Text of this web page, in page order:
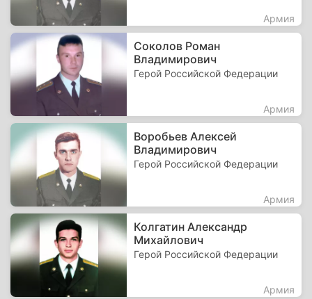
Армия
Соколов Роман
Владимирович
Герой Российской Федерации
Армия
Воробьев Алексей
Владимирович
Герой Российской Федерации
Армия
Колгатин Александр
Михайлович
Герой Российской Федерации
Армия